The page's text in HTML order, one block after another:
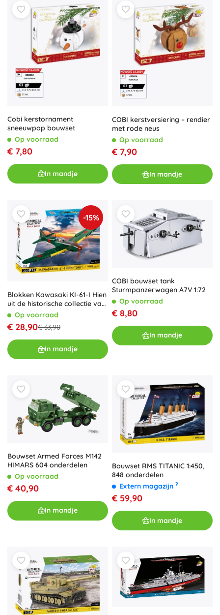
Cobi kerstornament
sneeuwpop bouwset
Op voorraad
€ 7,80
In mandje
COBI kerstversiering – rendier
met rode neus
Op voorraad
€ 7,90
In mandje
-15%
Blokken Kawasaki KI-61-I Hien
uit de historische collectie van
de Tweede Wereldoorlog
Op voorraad
€ 28,90€ 33,90
In mandje
COBI bouwset tank
Sturmpanzerwagen A7V 1:72
Op voorraad
€ 8,80
In mandje
Bouwset Armed Forces M142
HIMARS 604 onderdelen
Op voorraad
€ 40,90
In mandje
Bouwset RMS TITANIC 1:450,
848 onderdelen
Extern magazijn ?
€ 59,90
In mandje